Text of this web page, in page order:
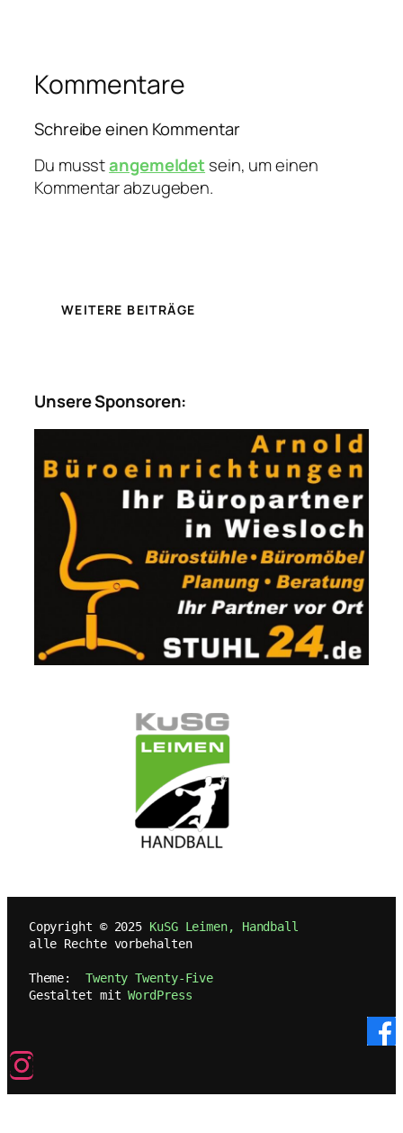
Kommentare
Schreibe einen Kommentar
Du musstangemeldet sein, um einen
Kommentar abzugeben.
WEITERE BEITRÄGE
Unsere Sponsoren:
   Copyright © 2025
KuSG Leimen, Handball
   alle Rechte vorbehalten
   Theme:
Twenty Twenty-Five
   Gestaltet mit
WordPress